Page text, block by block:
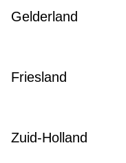
Gelderland
Friesland
Zuid-Holland